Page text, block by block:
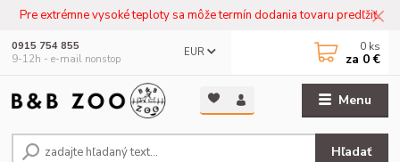
Pre extrémne vysoké teploty sa môže termín dodania tovaru predľžiť.
Menu
EUR
Hľadať
0915 754 855
9-12h - e-mail nonstop
0 ks
za 0 €